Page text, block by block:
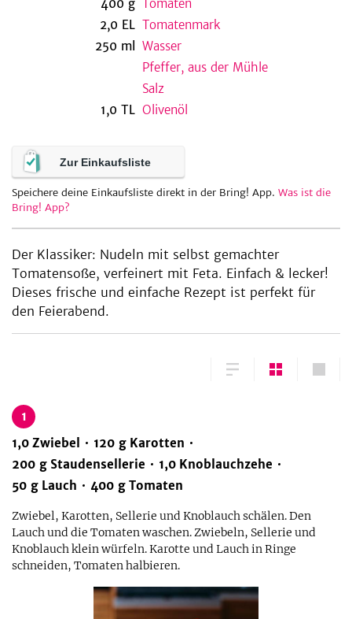
400 g Tomaten
2,0 EL Tomatenmark
250 ml
Wasser
Pfeffer, aus der Mühle
Salz
1,0 TL Olivenöl
Zur Einkaufsliste
Speichere deine Einkaufsliste direkt in der Bring! App. Was ist die
Bring! App?
Der Klassiker: Nudeln mit selbst gemachter
Tomatensoße, verfeinert mit Feta. Einfach & lecker!
Dieses frische und einfache Rezept ist perfekt für
den Feierabend.
1
1,0 Zwiebel 120 g Karotten
200 g Staudensellerie 1,0 Knoblauchzehe
50 g Lauch 400 g Tomaten
Zwiebel, Karotten, Sellerie und Knoblauch schälen. Den
Lauch und die Tomaten waschen. Zwiebeln, Sellerie und
Knoblauch klein würfeln. Karotte und Lauch in Ringe
schneiden, Tomaten halbieren.